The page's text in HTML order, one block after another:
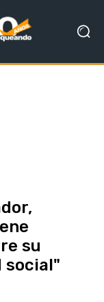
su
social"